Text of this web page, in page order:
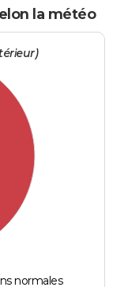
la météo
normales